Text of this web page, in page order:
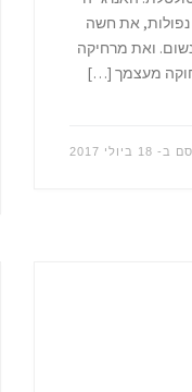
את חשה
ואת מרחיקה
מעצמך […]
ב- 18 ביולי 2017